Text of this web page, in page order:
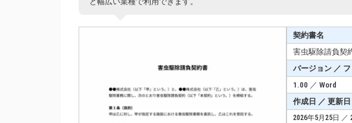
契約書名
害虫駆除請負契
バージョン ／
1.00 ／ Word
作成日 ／ 更新日
2026年5月25日 ／